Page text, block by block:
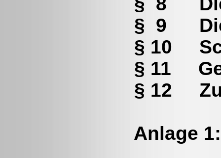
§ 9 Die
§ 10
§ 11
§ 12
Anlage 1: